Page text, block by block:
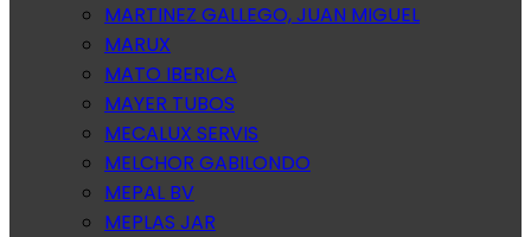
MARTINEZ GALLEGO, JUAN MIGUEL
MARUX
MATO IBERICA
MAYER TUBOS
MECALUX SERVIS
MELCHOR GABILONDO
MEPAL BV
MEPLAS JAR